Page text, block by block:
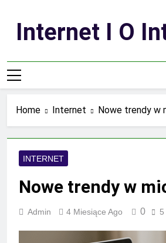
contentInternet I O
Home Internet Nowe trendy w
INTERNET
Nowe trendy w
Admin 4 Miesiące Ago 0